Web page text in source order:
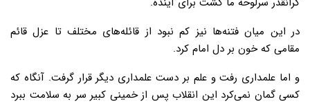
در این میان فتنه‌ها نیز کم نبود از قائله‌های مختلف تا عزل قائم
مقامی که خون بر دل امام کرد.
و اما علمداری رفت و علم بر دست علمداری دیگر قرار گرفت. آنگاه که
کسی گمان نمی‌کرد این انقلاب پس از خمینی کبیر سر به سلامت ببرد